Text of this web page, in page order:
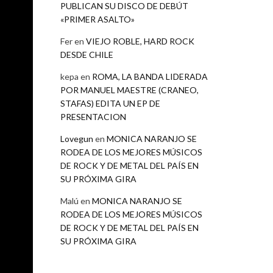
PUBLICAN SU DISCO DE DEBÚT
«PRIMER ASALTO»
Feren VIEJO ROBLE, HARD ROCK
DESDE CHILE
kepa en ROMA, LA BANDA LIDERADA
POR MANUEL MAESTRE (CRANEO,
STAFAS) EDITA UN EP DE
PRESENTACION
Lovegun en MONICA NARANJO SE
RODEA DE LOS MEJORES MÚSICOS
DE ROCK Y DE METAL DEL PAÍS EN
SU PRÓXIMA GIRA
Malú en MONICA NARANJO SE
RODEA DE LOS MEJORES MÚSICOS
DE ROCK Y DE METAL DEL PAÍS EN
SU PRÓXIMA GIRA